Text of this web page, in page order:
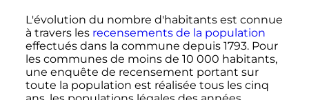
L'évolution du nombre d'habitants est connue
à travers les recensements de la population
effectués dans la commune depuis 1793. Pour
les communes de moins de 10 000 habitants,
une enquête de recensement portant sur
toute la population est réalisée tous les cinq